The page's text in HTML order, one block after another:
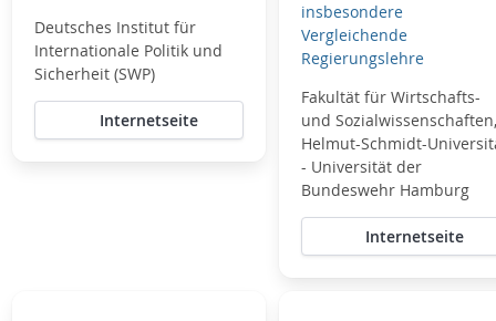
Deutsches Institut für
Internationale Politik und
Sicherheit (SWP)
Internetseite
insbesondere
Vergleichende
Regierungslehre
Fakultät für Wirtschafts-
und Sozialwissenschaften,
Helmut-Schmidt-
- Universität der
Bundeswehr Hamburg
Internetseite